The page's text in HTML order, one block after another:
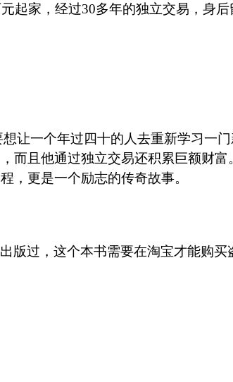
起家，经过30多年的独立交易，身
让一个年过四十的人去重新学习一
而且他通过独立交易还积累巨额财富
，更是一个励志的传奇故事。
版过，这个本书需要在淘宝才能购买